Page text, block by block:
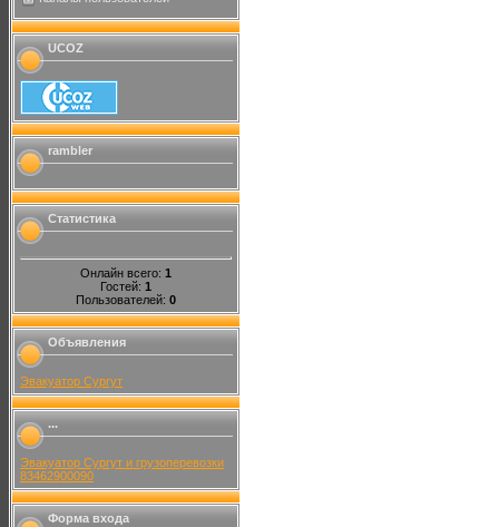
UCOZ
rambler
Статистика
Онлайн всего: 1
Гостей: 1
Пользователей: 0
Объявления
Эвакуатор Сургут
...
Эвакуатор Сургут и грузоперевозки
83462900090
Форма входа